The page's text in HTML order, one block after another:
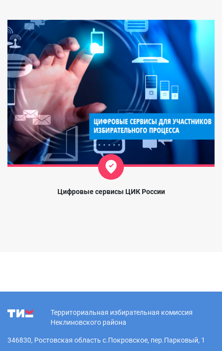
Цифровые сервисы ЦИК России
Территориальная избирательная комиссия
Неклиновского района
346830, Ростовская область с.Покровское, пер.Парковый, 1